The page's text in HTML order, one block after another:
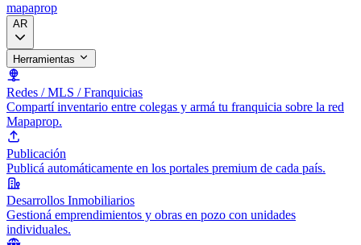
mapaprop
AR
Herramientas
Redes / MLS / Franquicias
Compartí inventario entre colegas y armá tu franquicia sobre la red
Mapaprop.
Publicación
Publicá automáticamente en los portales premium de cada país.
Desarrollos Inmobiliarios
Gestioná emprendimientos y obras en pozo con unidades
individuales.